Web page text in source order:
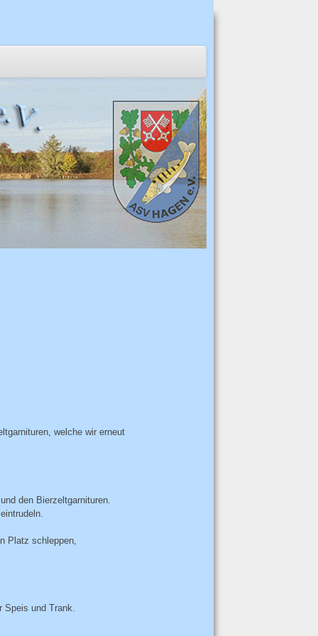
welche wir erneut
den Bierzeltgarnituren.
Platz schleppen,
Speis und Trank.